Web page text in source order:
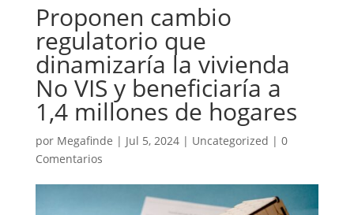
Proponen cambio
regulatorio que
dinamizaría la vivienda
No VIS y beneficiaría a
1,4 millones de hogares
por Megafinde | Jul 5, 2024| Uncategorized | 0
Comentarios